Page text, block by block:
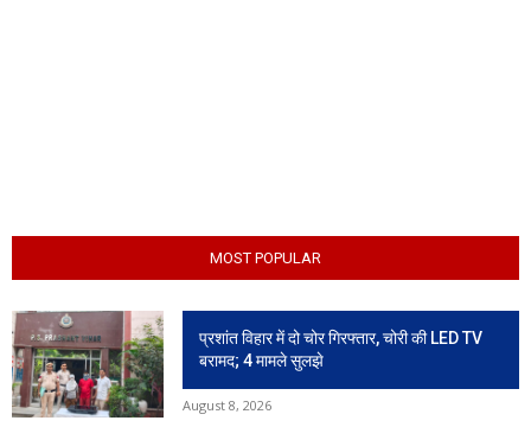
MOST POPULAR
प्रशांत विहार में दो चोर गिरफ्तार, चोरी की LED TV
बरामद; 4 मामले सुलझे
August 8, 2026